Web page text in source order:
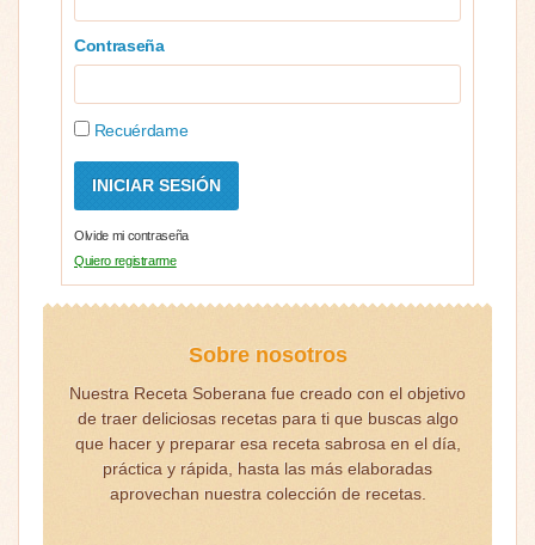
Contraseña
Recuérdame
Olvide mi contraseña
Quiero registrarme
Sobre nosotros
Nuestra Receta Soberana fue creado con el objetivo
de traer deliciosas recetas para ti que buscas algo
que hacer y preparar esa receta sabrosa en el día,
práctica y rápida, hasta las más elaboradas
aprovechan nuestra colección de recetas.